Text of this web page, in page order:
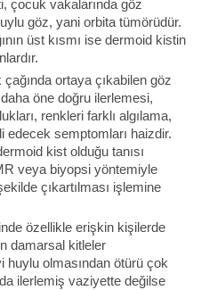
çocuk vakalarında göz
göz, yani orbita tümörüdür.
üst kısmı ise dermoid kistin
ortaya çıkabilen göz
öne doğru ilerlemesi,
renkleri farklı algılama,
edecek semptomları haizdir.
kist olduğu tanısı
veya biyopsi yöntemiyle
çıkartılması işlemine
özellikle erişkin kişilerde
damarsal kitleler
huylu olmasından ötürü çok
ilerlemiş vaziyette değilse